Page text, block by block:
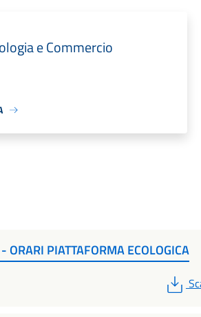
e Commercio
ORARI PIATTAFORMA ECOLOGICA